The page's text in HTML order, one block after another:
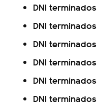
DNI
DNI
DNI
DNI
DNI
DNI